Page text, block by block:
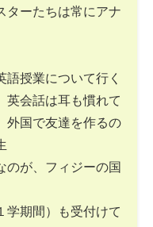
ターたちは常にアナ
授業について行く
英会話は耳も慣れて
外国で友達を作るの
のが、フィジーの国
学期間）も受付けて